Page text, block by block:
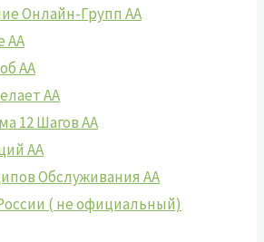
Онлайн-Групп АА
АА
АА
АА
12 Шагов АА
АА
Обслуживания АА
( не официальный)